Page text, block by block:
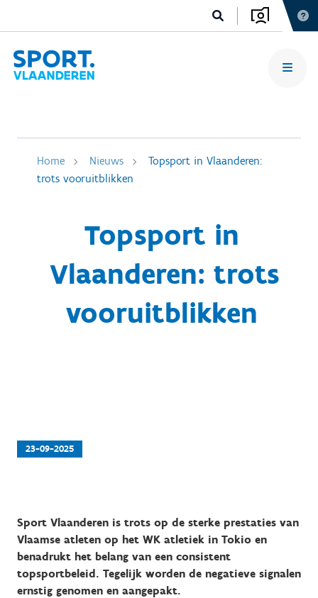
Home Nieuws
Topsport in Vlaanderen:
trots vooruitblikken
Topsport in
Vlaanderen: trots
vooruitblikken
23-09-2025
Sport Vlaanderen is trots op de sterke prestaties van
Vlaamse atleten op het WK atletiek in Tokio en
benadrukt het belang van een consistent
topsportbeleid. Tegelijk worden de negatieve signalen
ernstig genomen en aangepakt.